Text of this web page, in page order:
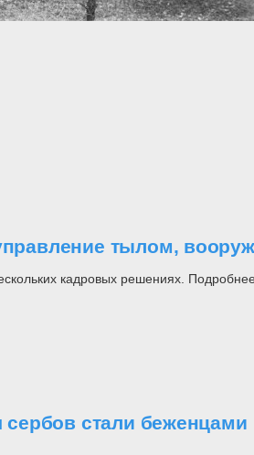
тылом,
кадровых решениях.
сербов стали беженцами